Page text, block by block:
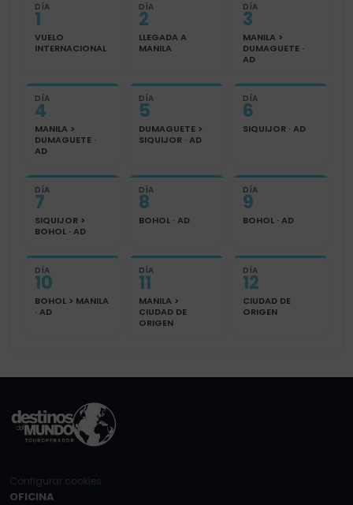
DÍA
1
VUELO
INTERNACIONAL
DÍA
2
LLEGADA A
MANILA
DÍA
3
MANILA >
DUMAGUETE ·
AD
DÍA
4
MANILA >
DUMAGUETE ·
AD
DÍA
5
DUMAGUETE >
SIQUIJOR · AD
DÍA
6
SIQUIJOR · AD
DÍA
7
SIQUIJOR >
BOHOL · AD
DÍA
8
BOHOL · AD
DÍA
9
BOHOL · AD
DÍA
10
BOHOL > MANILA
· AD
DÍA
11
MANILA >
CIUDAD DE
ORIGEN
DÍA
12
CIUDAD DE
ORIGEN
Configurar cookies
OFICINA